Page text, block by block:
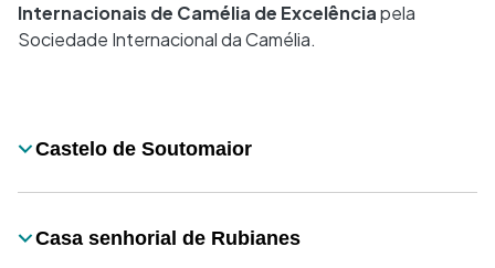
Internacionais de Camélia de Excelênciapela
Sociedade Internacional da Camélia.
Título
Castelo de Soutomaior
Título
Casa senhorial de Rubianes